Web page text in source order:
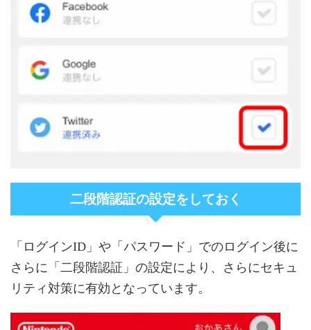
二段階認証の設定をしておく
「ログインID」や「パスワード」でのログイン後に
さらに「二段階認証」の設定により、さらにセキュ
リティ対策に有効となっています。